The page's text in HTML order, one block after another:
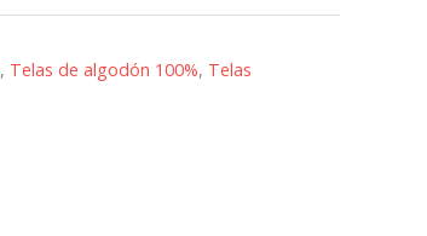
, Telas de algodón 100%, Telas